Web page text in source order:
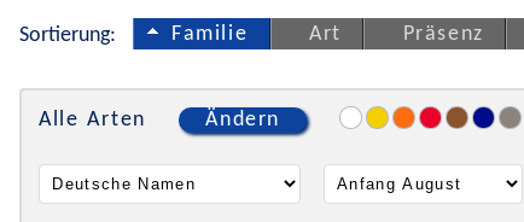
Sortierung: Familie Art Präsenz
Alle Arten Ändern